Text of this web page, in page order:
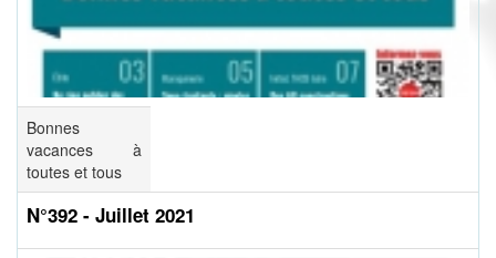
Bonnes
vacances à
toutes et tous
N°392 - Juillet 2021